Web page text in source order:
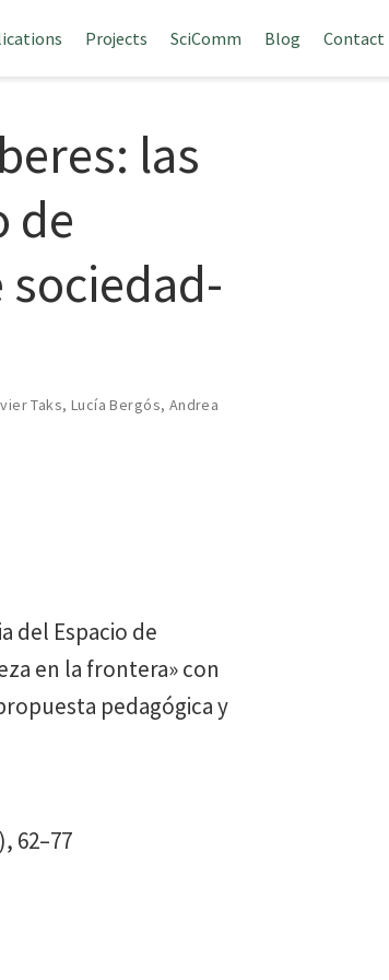
Projects SciComm Blog Contact
las
de
Taks, Lucía Bergós, Andrea
del Espacio de
en la frontera» con
pedagógica y
62–77